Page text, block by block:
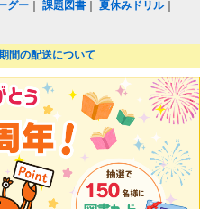
グー ｜課題図書 ｜夏休みドリル｜
間の配送について